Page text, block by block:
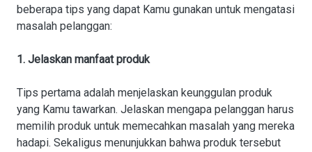
beberapa tips yang dapat Kamu gunakan untuk mengatasi
masalah pelanggan:
1. Jelaskan manfaat produk
Tips pertama adalah menjelaskan keunggulan produk
yang Kamu tawarkan. Jelaskan mengapa pelanggan harus
memilih produk untuk memecahkan masalah yang mereka
hadapi. Sekaligus menunjukkan bahwa produk tersebut